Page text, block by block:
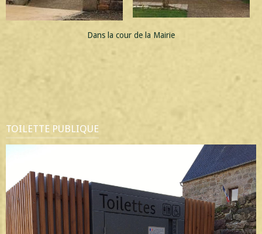
Dans la cour de la Mairie
TOILETTE PUBLIQUE